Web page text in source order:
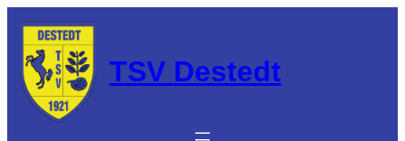
TSV Destedt